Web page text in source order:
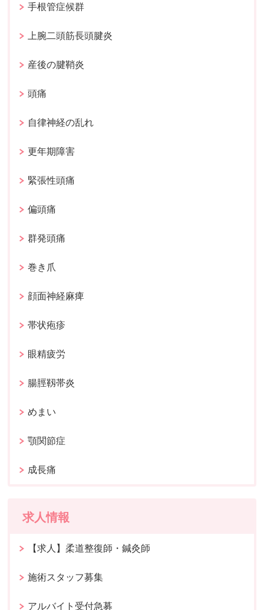
手根管症候群
上腕二頭筋長頭腱炎
産後の腱鞘炎
頭痛
自律神経の乱れ
更年期障害
緊張性頭痛
偏頭痛
群発頭痛
巻き爪
顔面神経麻痺
帯状疱疹
眼精疲労
腸脛靱帯炎
めまい
顎関節症
成長痛
求人情報
【求人】柔道整復師・鍼灸師
施術スタッフ募集
アルバイト受付急募